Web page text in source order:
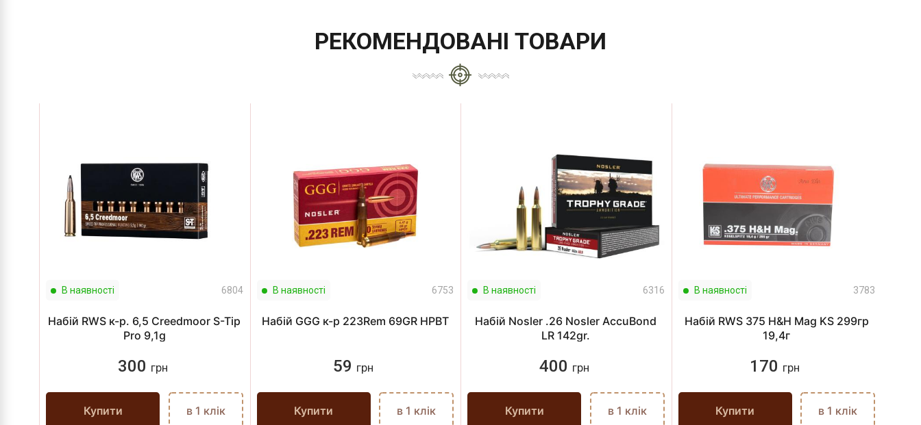
РЕКОМЕНДОВАНІ ТОВАРИ
В наявності 6804
Набій RWS к-р. 6,5 Creedmoor S-Tip
Pro 9,1g
300 грн
Купити в 1 клік
В наявності 6753
Набій GGG к-р 223Rem 69GR HPBT
59 грн
Купити в 1 клік
В наявності 6316
Набій Nosler .26 Nosler AccuBond
LR 142gr.
400 грн
Купити в 1 клік
В наявності 3783
Набій RWS 375 H&H Mag KS 299гр
19,4г
170 грн
Купити в 1 клік